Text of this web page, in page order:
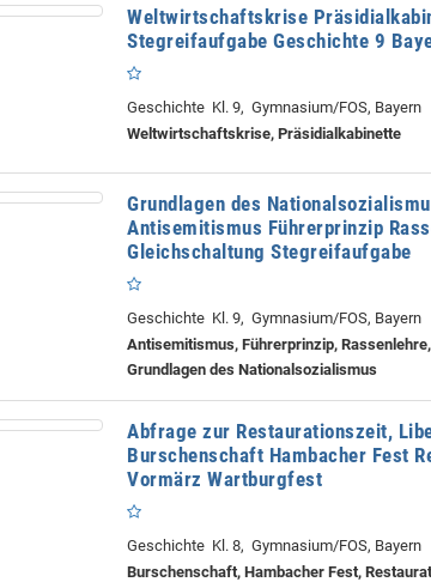
Weltwirtschaftskrise
Stegreifaufgabe Geschichte 9
Geschichte Kl. 9, Gymnasium/FOS, Bayern
Weltwirtschaftskrise, Präsidialkabinette
Grundlagen des
Antisemitismus Führerprinzip
Gleichschaltung Stegreifaufgabe
Geschichte Kl. 9, Gymnasium/FOS, Bayern
Antisemitismus, Führerprinzip,
Grundlagen des Nationalsozialismus
Abfrage zur Restaurationszeit,
Burschenschaft Hambacher Fest
Vormärz Wartburgfest
Geschichte Kl. 8, Gymnasium/FOS, Bayern
Burschenschaft, Hambacher Fest,